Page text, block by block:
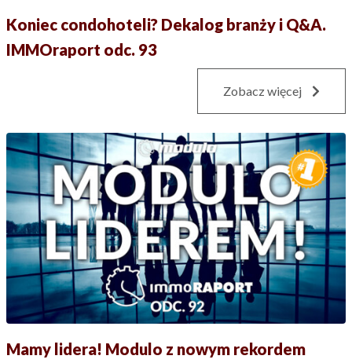
Koniec condohoteli? Dekalog branży i Q&A.
IMMOraport odc. 93
Zobacz więcej
Mamy lidera! Modulo z nowym rekordem